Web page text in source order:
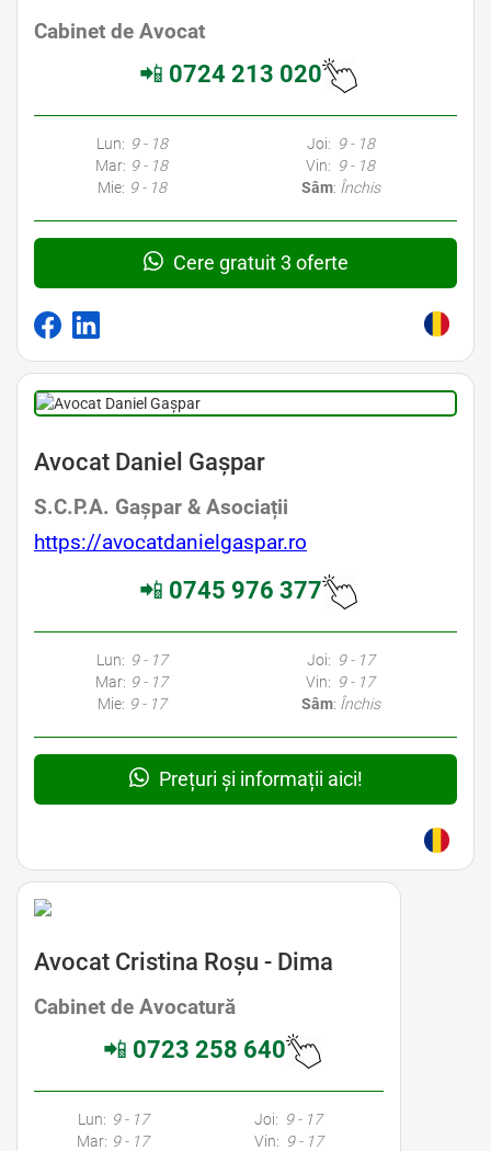
Cabinet de Avocat
📲 0724 213 020
Lun: 9 - 18
Mar: 9 - 18
Mie: 9 - 18
Joi: 9 - 18
Vin: 9 - 18
Sâm: Închis
Cere gratuit 3 oferte
Avocat Daniel Gașpar
S.C.P.A. Gașpar & Asociații
https://avocatdanielgaspar.ro
📲 0745 976 377
Lun: 9 - 17
Mar: 9 - 17
Mie: 9 - 17
Joi: 9 - 17
Vin: 9 - 17
Sâm: Închis
Prețuri și informații aici!
Avocat Cristina Roșu - Dima
Cabinet de Avocatură
📲 0723 258 640
Lun: 9 - 17
Mar: 9 - 17
Joi: 9 - 17
Vin: 9 - 17